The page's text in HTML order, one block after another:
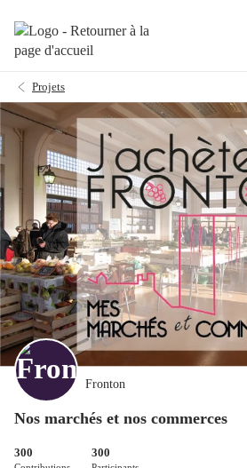
Projets
Fronton
Nos marchés et nos commerces
300 300